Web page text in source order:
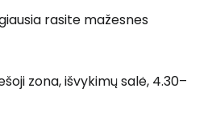
rasite mažesnes
zona, išvykimų salė, 4.30–